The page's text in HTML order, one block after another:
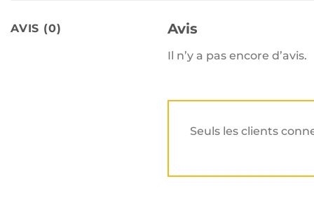
AVIS (0) Avis
Il n’y a pas encore d’avis.
Seuls les clients